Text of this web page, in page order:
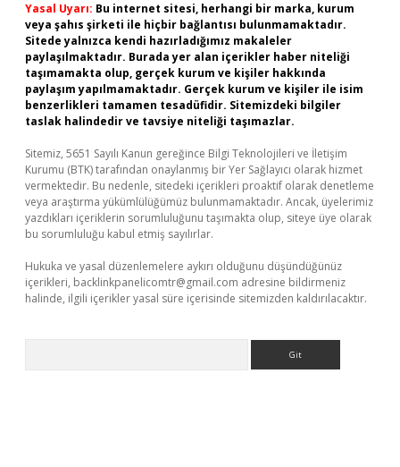
Yasal Uyarı: Bu internet sitesi, herhangi bir marka, kurum
veya şahıs şirketi ile hiçbir bağlantısı bulunmamaktadır.
Sitede yalnızca kendi hazırladığımız makaleler
paylaşılmaktadır. Burada yer alan içerikler haber niteliği
taşımamakta olup, gerçek kurum ve kişiler hakkında
paylaşım yapılmamaktadır. Gerçek kurum ve kişiler ile isim
benzerlikleri tamamen tesadüfidir. Sitemizdeki bilgiler
taslak halindedir ve tavsiye niteliği taşımazlar.
Sitemiz, 5651 Sayılı Kanun gereğince Bilgi Teknolojileri ve İletişim
Kurumu (BTK) tarafından onaylanmış bir Yer Sağlayıcı olarak hizmet
vermektedir. Bu nedenle, sitedeki içerikleri proaktif olarak denetleme
veya araştırma yükümlülüğümüz bulunmamaktadır. Ancak, üyelerimiz
yazdıkları içeriklerin sorumluluğunu taşımakta olup, siteye üye olarak
bu sorumluluğu kabul etmiş sayılırlar.
Hukuka ve yasal düzenlemelere aykırı olduğunu düşündüğünüz
içerikleri, backlinkpanelicomtr@gmail.com adresine bildirmeniz
halinde, ilgili içerikler yasal süre içerisinde sitemizden kaldırılacaktır.